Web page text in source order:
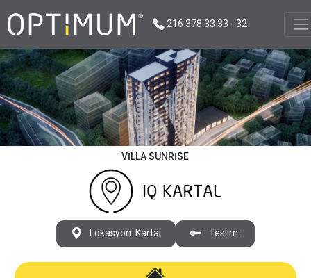
216 378 33 33 - 32
VILLA SUNRISE
Lokasyon: Kartal Teslim: